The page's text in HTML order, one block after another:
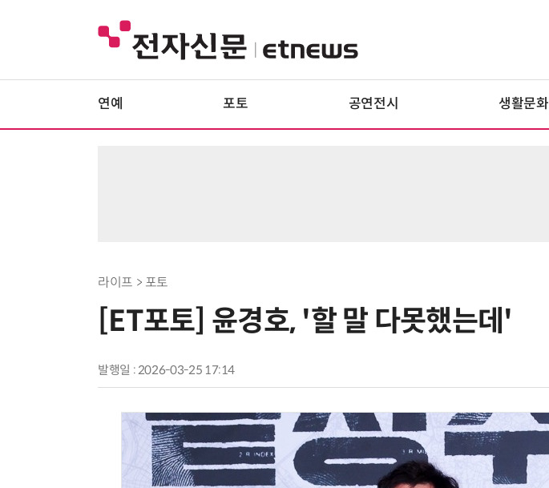
연예 포토 공연전시 생활문화
라이프 > 포토
[ET포토] 윤경호, '할 말 다못했는데'
발행일 : 2026-03-25 17:14
양자컴퓨팅 비즈니스·기술 입문 1-Day 워크샵 - 큐비트·양자 알고리듬·Qiskit 실습으로 이해하는 차세대